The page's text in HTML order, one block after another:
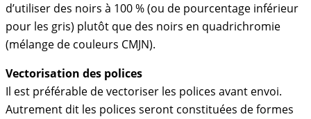
d’utiliser des noirs à 100 % (ou de pourcentage inférieur
pour les gris) plutôt que des noirs en quadrichromie
(mélange de couleurs CMJN).
Vectorisation des polices
Il est préférable de vectoriser les polices avant envoi.
Autrement dit les polices seront constituées de formes